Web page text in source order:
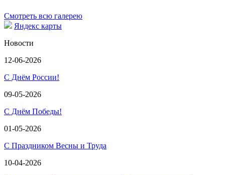
Смотреть всю галерею
Яндекс карты
Новости
12-06-2026
С Днём России!
09-05-2026
С Днём Победы!
01-05-2026
С Праздником Весны и Труда
10-04-2026